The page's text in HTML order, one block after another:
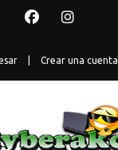
Crear una cuenta